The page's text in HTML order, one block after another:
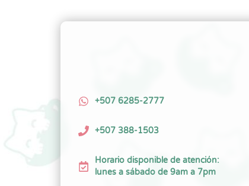
+507 6285-2777
+507 388-1503
Horario disponible de atención:
lunes a sábado de 9am a 7pm